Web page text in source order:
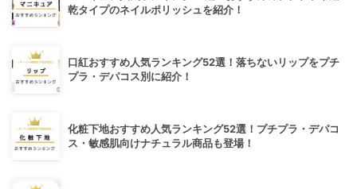
乾タイプのネイルポリッシュを紹介！
口紅おすすめ人気ランキング52選！落ちないリップをプチ
プラ・デパコス別に紹介！
化粧下地おすすめ人気ランキング52選！プチプラ・デパコ
ス・敏感肌向けナチュラル商品も登場！